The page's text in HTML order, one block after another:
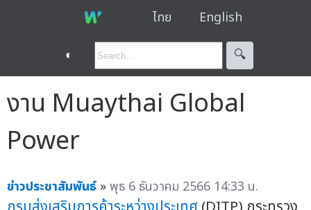
ไทย English
◐ 🔍︎
งาน Muaythai Global
Power
ข่าวประชาสัมพันธ์ »พุธ 6 ธันวาคม 2566 14:33 น.